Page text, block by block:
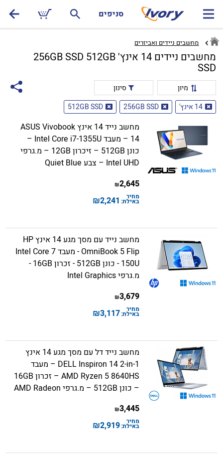
סניפים
מחשבים ניידים ואביזרים
מחשבים ניידים 14 אינץ' 256GB SSD 512GB
SSD
מיון
סינון
14 אינץ'
256GB SSD
512GB SSD
מחשב נייד 14 אינץ ASUS Vivobook
14 – מעבד Intel Core i7-1355U –
כונן 512GB – זיכרון 12GB – מ.גרפי
Intel UHD – צבע Quiet Blue
2,645
₪
מחיר
באילת: 2,241
₪
מחשב נייד עם מסך מגע 14 אינץ HP
OmniBook 5 Flip - מעבד Intel Core 7
150U - כונן 512GB - זכרון 16GB -
מ.גרפי Intel Graphics
3,679
₪
מחיר
באילת:3,117
₪
מחשב נייד דל עם מסך מגע 14 אינץ
DELL Inspiron 14 2-in-1 – מעבד
AMD Ryzen 5 8640HS – זכרון 16GB
– כונן 512GB – מ.גרפי AMD Radeon
3,445
₪
מחיר
באילת:2,919
₪